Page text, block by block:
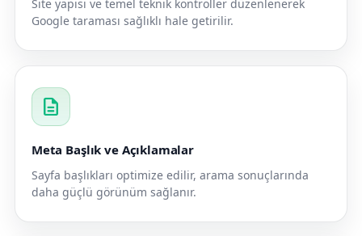
Site yapısı ve temel teknik kontroller düzenlenerek
Google taraması sağlıklı hale getirilir.
description
Meta Başlık ve Açıklamalar
Sayfa başlıkları optimize edilir, arama sonuçlarında
daha güçlü görünüm sağlanır.